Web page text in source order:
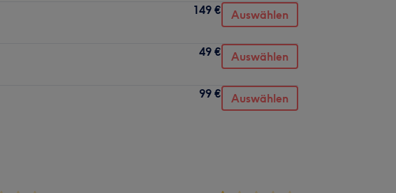
149 € Auswählen
49 € Auswählen
99 € Auswählen